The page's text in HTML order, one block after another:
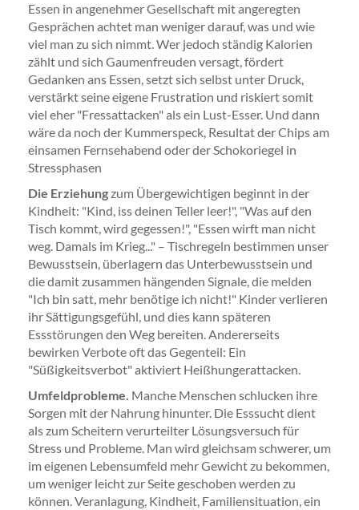
Essen in angenehmer Gesellschaft mit angeregten
Gesprächen achtet man weniger darauf, was und wie
viel man zu sich nimmt. Wer jedoch ständig Kalorien
zählt und sich Gaumenfreuden versagt, fördert
Gedanken ans Essen, setzt sich selbst unter Druck,
verstärkt seine eigene Frustration und riskiert somit
viel eher "Fressattacken" als ein Lust-Esser. Und dann
wäre da noch der Kummerspeck, Resultat der Chips am
einsamen Fernsehabend oder der Schokoriegel in
Stressphasen
Die Erziehungzum Übergewichtigen beginnt in der
Kindheit: "Kind, iss deinen Teller leer!", "Was auf den
Tisch kommt, wird gegessen!", "Essen wirft man nicht
weg. Damals im Krieg..." – Tischregeln bestimmen unser
Bewusstsein, überlagern das Unterbewusstsein und
die damit zusammen hängenden Signale, die melden
"Ich bin satt, mehr benötige ich nicht!" Kinder verlieren
ihr Sättigungsgefühl, und dies kann späteren
Essstörungen den Weg bereiten. Andererseits
bewirken Verbote oft das Gegenteil: Ein
"Süßigkeitsverbot" aktiviert Heißhungerattacken.
Umfeldprobleme. Manche Menschen schlucken ihre
Sorgen mit der Nahrung hinunter. Die Esssucht dient
als zum Scheitern verurteilter Lösungsversuch für
Stress und Probleme. Man wird gleichsam schwerer, um
im eigenen Lebensumfeld mehr Gewicht zu bekommen,
um weniger leicht zur Seite geschoben werden zu
können. Veranlagung, Kindheit, Familiensituation, ein